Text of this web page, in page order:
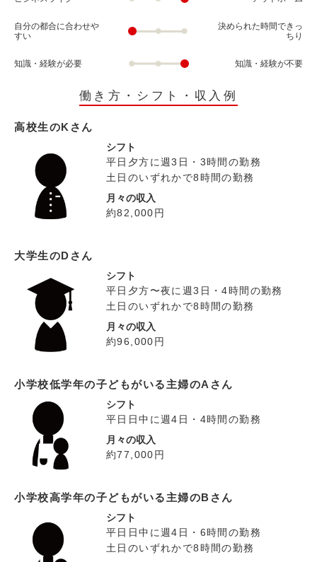
自分の都合に合わせや
すい
決められた時間できっ
ちり
知識・経験が必要 知識・経験が不要
働き方・シフト・収入例
高校生のKさん
シフト
平日夕方に週3日・3時間の勤務
土日のいずれかで8時間の勤務
月々の収入
約82,000円
大学生のDさん
シフト
平日夕方〜夜に週3日・4時間の勤務
土日のいずれかで8時間の勤務
月々の収入
約96,000円
小学校低学年の子どもがいる主婦のAさん
シフト
平日日中に週4日・4時間の勤務
月々の収入
約77,000円
小学校高学年の子どもがいる主婦のBさん
シフト
平日日中に週4日・6時間の勤務
土日のいずれかで8時間の勤務